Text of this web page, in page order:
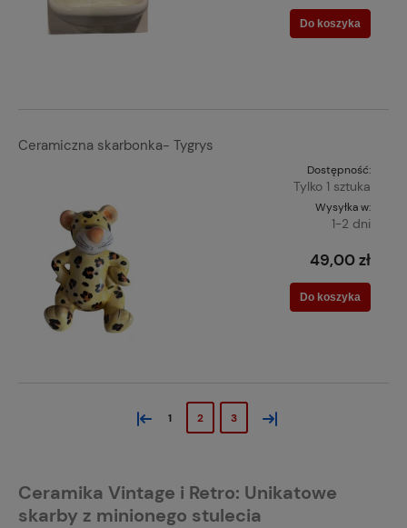
Do koszyka
Ceramiczna skarbonka- Tygrys
Dostępność:
Tylko 1 sztuka
Wysyłka w:
1-2 dni
49,00 zł
Do koszyka
« 1 2 3 »
Ceramika Vintage i Retro: Unikatowe
skarby z minionego stulecia